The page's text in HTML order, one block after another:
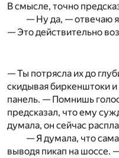
В смысле, точно
— Ну да, — отвечаю
— Это действительно
— Ты потрясла их до
скидывая биркенштоки
панель. — Помнишь
предсказал, что ему
думала, он сейчас
— Я думала, что
выводя пикап на шоссе.